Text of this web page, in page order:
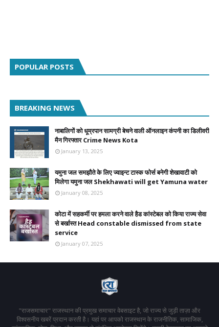
POPULAR POSTS
BREAKING NEWS
नाबालिगों को धूम्रपान सामग्री बेचने वाली ऑनलाइन कंपनी का डिलीवरी
मैन गिरफ्तार Crime News Kota
January 13, 2025
यमुना जल समझौते के लिए ज्वाइन्ट टास्क फोर्स बनेगी शेखावाटी को
मिलेगा यमुना जल Shekhawati will get Yamuna water
January 08, 2025
कोटा में सहकर्मी पर हमला करने वाले हैड कांस्टेबल को किया राज्य सेवा
से बर्खास्त Head constable dismissed from state
service
January 07, 2025
"राजसमाचार" राजस्थान की प्रमुख समाचार वेबसाइट है, जो राज्य से जुड़ी ताज़ा और
विश्वसनीय खबरें प्रदान करती है। यहां पर आपको राजस्थान के राजनीतिक, सामाजिक,